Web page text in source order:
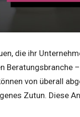
die ihr
Beratungsbranche
von überall
Zutun. Diese